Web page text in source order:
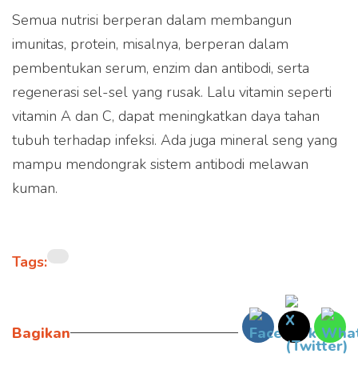
Semua nutrisi berperan dalam membangun
imunitas, protein, misalnya, berperan dalam
pembentukan serum, enzim dan antibodi, serta
regenerasi sel-sel yang rusak. Lalu vitamin seperti
vitamin A dan C, dapat meningkatkan daya tahan
tubuh terhadap infeksi. Ada juga mineral seng yang
mampu mendongrak sistem antibodi melawan
kuman.
Tags:
Bagikan